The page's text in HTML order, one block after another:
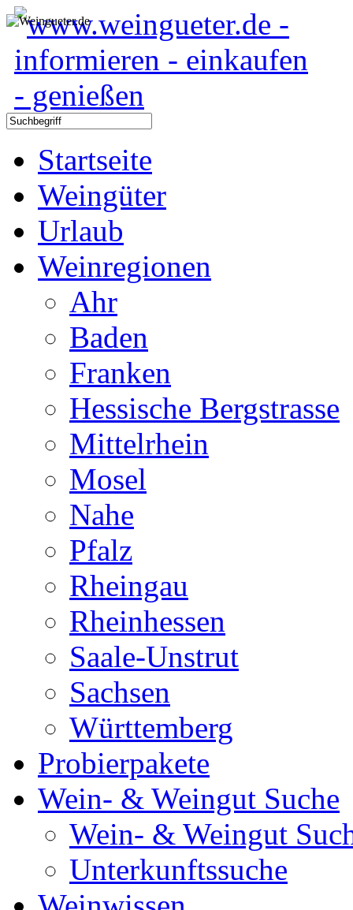
Startseite
Weingüter
Urlaub
Weinregionen
Ahr
Baden
Franken
Hessische Bergstrasse
Mittelrhein
Mosel
Nahe
Pfalz
Rheingau
Rheinhessen
Saale-Unstrut
Sachsen
Württemberg
Probierpakete
Wein- & Weingut Suche
Wein- & Weingut
Unterkunftssuche